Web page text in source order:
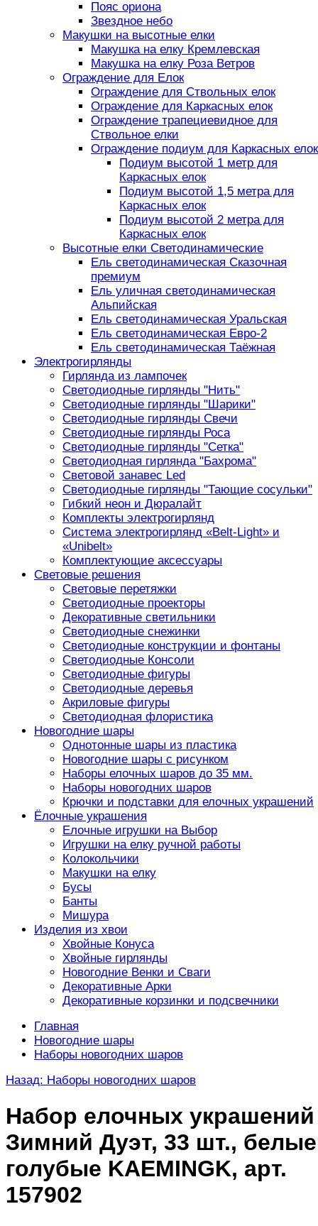
Пояс ориона
Звездное небо
Макушки на высотные елки
Макушка на елку Кремлевская
Макушка на елку Роза Ветров
Ограждение для Елок
Ограждение для Ствольных елок
Ограждение для Каркасных елок
Ограждение трапециевидное для
Ствольное елки
Ограждение подиум для Каркасных елок
Подиум высотой 1 метр для
Каркасных елок
Подиум высотой 1,5 метра для
Каркасных елок
Подиум высотой 2 метра для
Каркасных елок
Высотные елки Светодинамические
Ель светодинамическая Сказочная
премиум
Ель уличная светодинамическая
Альпийская
Ель светодинамическая Уральская
Ель светодинамическая Евро-2
Ель светодинамическая Таёжная
Электрогирлянды
Гирлянда из лампочек
Светодиодные гирлянды "Нить"
Светодиодные гирлянды "Шарики"
Светодиодные гирлянды Свечи
Светодиодные гирлянды Роса
Светодиодные гирлянды "Сетка"
Светодиодная гирлянда "Бахрома"
Световой занавес Led
Светодиодные гирлянды "Тающие сосульки"
Гибкий неон и Дюралайт
Комплекты электрогирлянд
Система электрогирлянд «Belt-Light» и
«Unibelt»
Комплектующие аксессуары
Световые решения
Световые перетяжки
Светодиодные проекторы
Декоративные светильники
Светодиодные снежинки
Светодиодные конструкции и фонтаны
Светодиодные Консоли
Светодиодные фигуры
Светодиодные деревья
Акриловые фигуры
Светодиодная флористика
Новогодние шары
Однотонные шары из пластика
Новогодние шары с рисунком
Наборы елочных шаров до 35 мм.
Наборы новогодних шаров
Крючки и подставки для елочных украшений
Ёлочные украшения
Елочные игрушки на Выбор
Игрушки на елку ручной работы
Колокольчики
Макушки на елку
Бусы
Банты
Мишура
Изделия из хвои
Хвойные Конуса
Хвойные гирлянды
Новогодние Венки и Сваги
Декоративные Арки
Декоративные корзинки и подсвечники
Главная
Новогодние шары
Наборы новогодних шаров
Назад: Наборы новогодних шаров
Набор елочных украшений
Зимний Дуэт, 33 шт.,
голубые KAEMINGK, арт.
157902